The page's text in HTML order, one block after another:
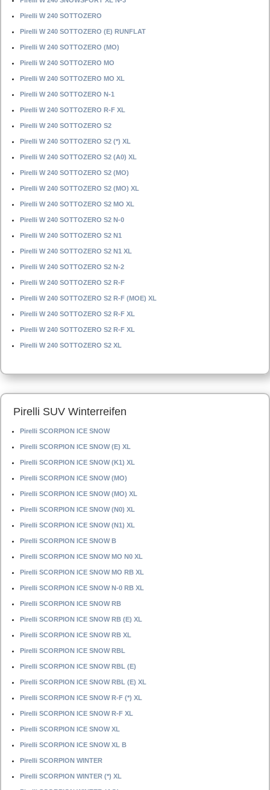
Pirelli W 240 SOTTOZERO
Pirelli W 240 SOTTOZERO (E) RUNFLAT
Pirelli W 240 SOTTOZERO (MO)
Pirelli W 240 SOTTOZERO MO
Pirelli W 240 SOTTOZERO MO XL
Pirelli W 240 SOTTOZERO N-1
Pirelli W 240 SOTTOZERO R-F XL
Pirelli W 240 SOTTOZERO S2
Pirelli W 240 SOTTOZERO S2 (*) XL
Pirelli W 240 SOTTOZERO S2 (A0) XL
Pirelli W 240 SOTTOZERO S2 (MO)
Pirelli W 240 SOTTOZERO S2 (MO) XL
Pirelli W 240 SOTTOZERO S2 MO XL
Pirelli W 240 SOTTOZERO S2 N-0
Pirelli W 240 SOTTOZERO S2 N1
Pirelli W 240 SOTTOZERO S2 N1 XL
Pirelli W 240 SOTTOZERO S2 N-2
Pirelli W 240 SOTTOZERO S2 R-F
Pirelli W 240 SOTTOZERO S2 R-F (MOE) XL
Pirelli W 240 SOTTOZERO S2 R-F XL
Pirelli W 240 SOTTOZERO S2 R-F XL
Pirelli W 240 SOTTOZERO S2 XL
Pirelli SUV Winterreifen
Pirelli SCORPION ICE SNOW
Pirelli SCORPION ICE SNOW (E) XL
Pirelli SCORPION ICE SNOW (K1) XL
Pirelli SCORPION ICE SNOW (MO)
Pirelli SCORPION ICE SNOW (MO) XL
Pirelli SCORPION ICE SNOW (N0) XL
Pirelli SCORPION ICE SNOW (N1) XL
Pirelli SCORPION ICE SNOW B
Pirelli SCORPION ICE SNOW MO N0 XL
Pirelli SCORPION ICE SNOW MO RB XL
Pirelli SCORPION ICE SNOW N-0 RB XL
Pirelli SCORPION ICE SNOW RB
Pirelli SCORPION ICE SNOW RB (E) XL
Pirelli SCORPION ICE SNOW RB XL
Pirelli SCORPION ICE SNOW RBL
Pirelli SCORPION ICE SNOW RBL (E)
Pirelli SCORPION ICE SNOW RBL (E) XL
Pirelli SCORPION ICE SNOW R-F (*) XL
Pirelli SCORPION ICE SNOW R-F XL
Pirelli SCORPION ICE SNOW XL
Pirelli SCORPION ICE SNOW XL B
Pirelli SCORPION WINTER
Pirelli SCORPION WINTER (*) XL